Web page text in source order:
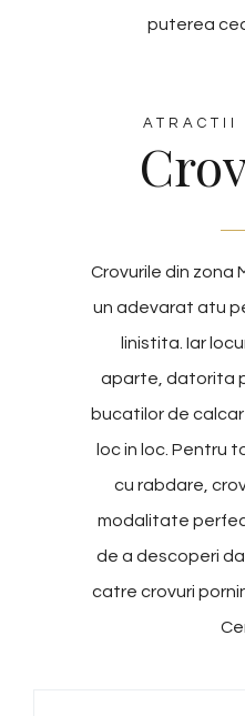
puterea
ATRACTII
Crovurile din zona
un adevarat atu
linistita. Iar
aparte, datorita
bucatilor de
loc in loc. Pentru
cu rabdare,
modalitate
de a descoperi
catre crovuri